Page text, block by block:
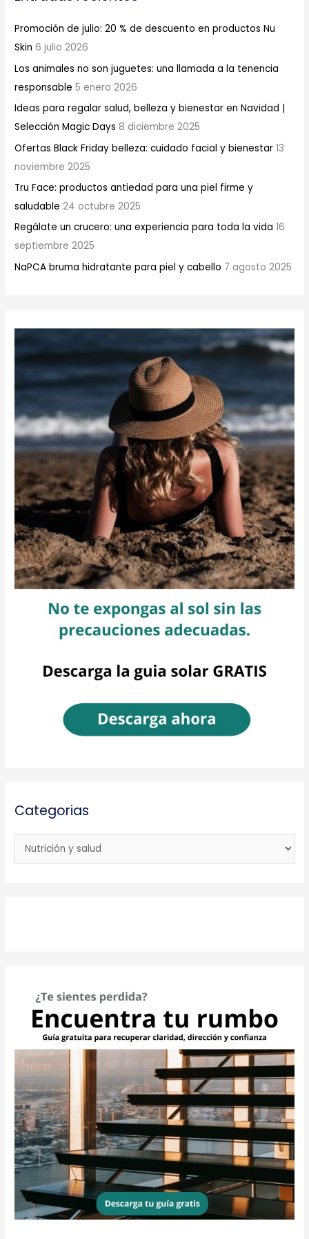
Promoción de julio: 20 % de descuento en productos Nu
Skin 6 julio 2026
Los animales no son juguetes: una llamada a la tenencia
responsable 5 enero 2026
Ideas para regalar salud, belleza y bienestar en Navidad |
Selección Magic Days 8 diciembre 2025
Ofertas Black Friday belleza: cuidado facial y bienestar 13
noviembre 2025
Tru Face: productos antiedad para una piel firme y
saludable 24 octubre 2025
Regálate un crucero: una experiencia para toda la vida 16
septiembre 2025
NaPCA bruma hidratante para piel y cabello 7 agosto 2025
Categorias